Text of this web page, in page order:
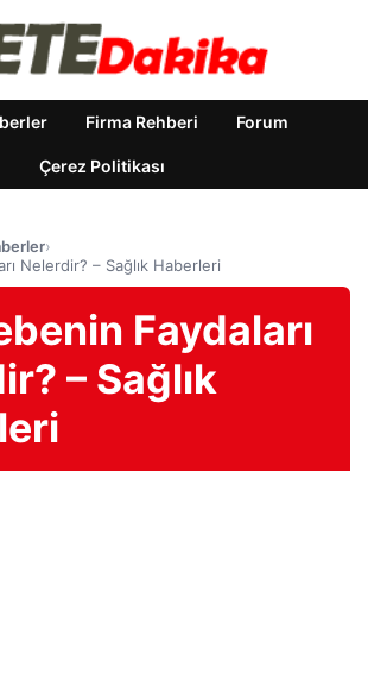
Firma Rehberi Forum
Çerez Politikası
›
Nelerdir? – Sağlık Haberleri
Faydaları
– Sağlık